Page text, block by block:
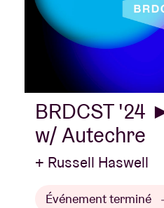
BRDCST '24
w/ Autechre
+ Russell Haswell
Événement terminé